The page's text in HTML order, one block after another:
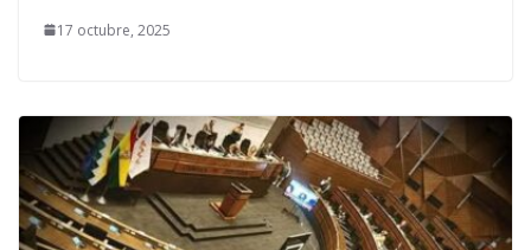
17 octubre, 2025